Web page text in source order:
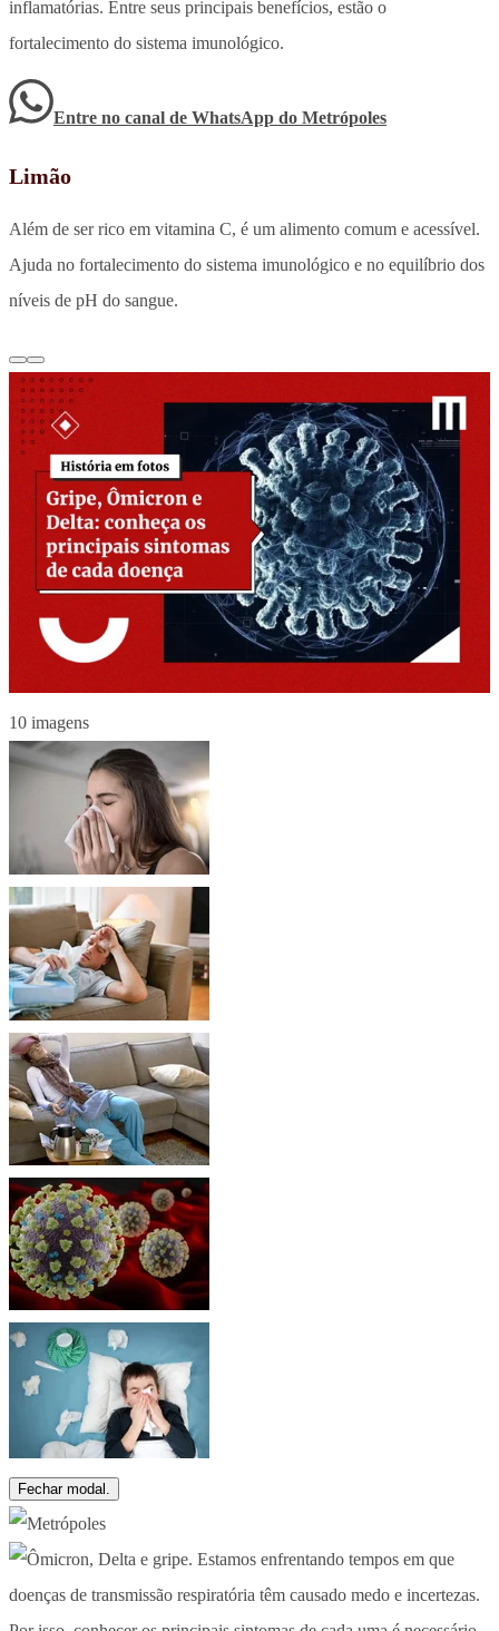
inflamatórias. Entre seus principais benefícios, estão o
fortalecimento do sistema imunológico.
Entre no canal de WhatsApp do Metrópoles
Limão
Além de ser rico em vitamina C, é um alimento comum e acessível.
Ajuda no fortalecimento do sistema imunológico e no equilíbrio dos
níveis de pH do sangue.
10 imagens
Fechar modal.